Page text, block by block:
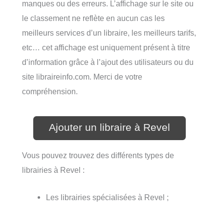
manques ou des erreurs. L’affichage sur le site ou
le classement ne reflète en aucun cas les
meilleurs services d’un libraire, les meilleurs tarifs,
etc… cet affichage est uniquement présent à titre
d’information grâce à l’ajout des utilisateurs ou du
site libraireinfo.com. Merci de votre
compréhension.
Ajouter un libraire à Revel
Vous pouvez trouvez des différents types de
librairies à Revel :
Les librairies spécialisées à Revel ;